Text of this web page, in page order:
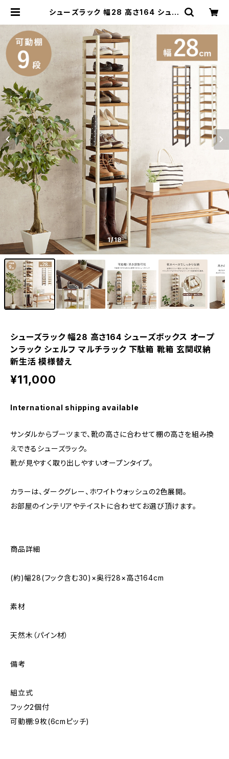
シューズラック 幅28 高さ164 シュー
マルチラック 下駄箱 靴箱 玄関収納
新生活 模様替え | 家具テイスト
1/18
シューズラック 幅28 高さ164 シューズボックス オープ
ンラック シェルフ マルチラック 下駄箱 靴箱 玄関収納
新生活 模様替え
¥11,000
International shipping available
サンダルからブーツまで、靴の高さに合わせて棚の高さを組み換
えできるシューズラック。
靴が見やすく取り出しやすいオープンタイプ。
カラーは、ダークグレー、ホワイトウォッシュの2色展開。
お部屋のインテリアやテイストに合わせてお選び頂けます。
商品詳細
(約)幅28(フック含む30)×奥行28×高さ164cm
素材
天然木（パイン材）
備考
組立式
フック2個付
可動棚:9枚(6cmピッチ)